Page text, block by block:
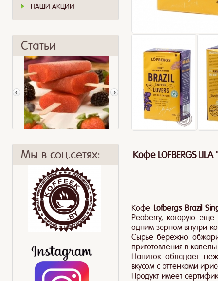
НАШИ АКЦИИ
Статьи
Рецепты с чаем Lipton
Мы в соц.сетях: Кофе LOFBERGS
Кофе Lofbergs Brazil
Peaberry, которую еще
одним зерном внутри
Сырье бережно
приготовления в
Напиток обладает
вкусом с оттенками
Продукт имеет